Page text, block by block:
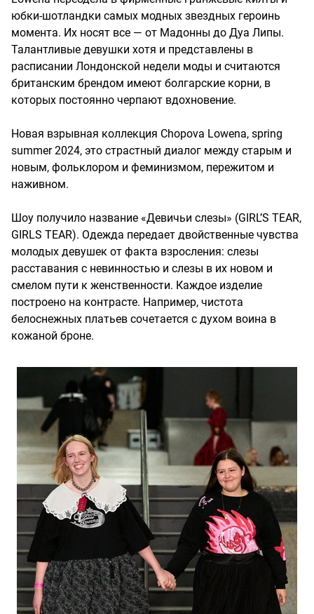
юбки-шотландки самых модных звездных героинь
момента. Их носят все — от Мадонны до Дуа Липы.
Талантливые девушки хотя и представлены в
расписании Лондонской недели моды и считаются
британским брендом имеют болгарские корни, в
которых постоянно черпают вдохновение.
Новая взрывная коллекция Chopova Lowena, spring
summer 2024, это страстный диалог между старым и
новым, фольклором и феминизмом, пережитом и
наживном.
Шоу получило название «Девичьи слезы» (GIRL’S TEAR,
GIRLS TEAR). Одежда передает двойственные чувства
молодых девушек от факта взросления: слезы
расставания с невинностью и слезы в их новом и
смелом пути к женственности. Каждое изделие
построено на контрасте. Например, чистота
белоснежных платьев сочетается с духом воина в
кожаной броне.